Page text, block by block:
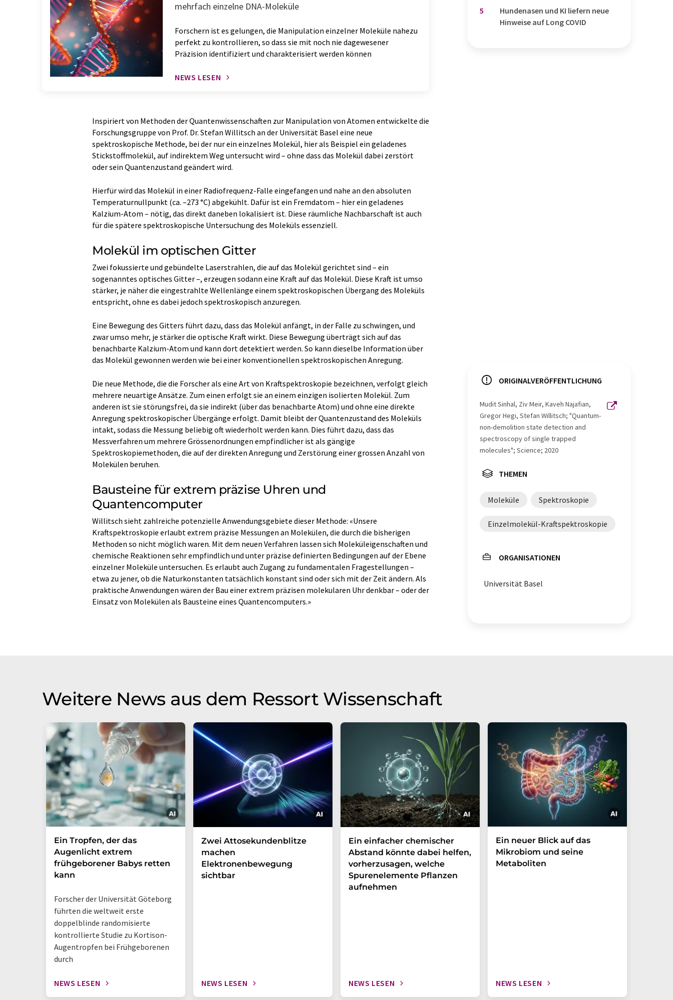
mehrfach einzelne DNA-Moleküle
Forschern ist es gelungen, die Manipulation einzelner Moleküle nahezu
perfekt zu kontrollieren, so dass sie mit noch nie dagewesener
Präzision identifiziert und charakterisiert werden können
NEWS LESEN
Inspiriert von Methoden der Quantenwissenschaften zur Manipulation von Atomen entwickelte die
Forschungsgruppe von Prof. Dr. Stefan Willitsch an der Universität Basel eine neue
spektroskopische Methode, bei der nur ein einzelnes Molekül, hier als Beispiel ein geladenes
Stickstoffmolekül, auf indirektem Weg untersucht wird – ohne dass das Molekül dabei zerstört
oder sein Quantenzustand geändert wird.
Hierfür wird das Molekül in einer Radiofrequenz-Falle eingefangen und nahe an den absoluten
Temperaturnullpunkt (ca. –273 °C) abgekühlt. Dafür ist ein Fremdatom – hier ein geladenes
Kalzium-Atom – nötig, das direkt daneben lokalisiert ist. Diese räumliche Nachbarschaft ist auch
für die spätere spektroskopische Untersuchung des Moleküls essenziell.
Molekül im optischen Gitter
Zwei fokussierte und gebündelte Laserstrahlen, die auf das Molekül gerichtet sind – ein
sogenanntes optisches Gitter –, erzeugen sodann eine Kraft auf das Molekül. Diese Kraft ist umso
stärker, je näher die eingestrahlte Wellenlänge einem spektroskopischen Übergang des Moleküls
entspricht, ohne es dabei jedoch spektroskopisch anzuregen.
Eine Bewegung des Gitters führt dazu, dass das Molekül anfängt, in der Falle zu schwingen, und
zwar umso mehr, je stärker die optische Kraft wirkt. Diese Bewegung überträgt sich auf das
benachbarte Kalzium-Atom und kann dort detektiert werden. So kann dieselbe Information über
das Molekül gewonnen werden wie bei einer konventionellen spektroskopischen Anregung.
Die neue Methode, die die Forscher als eine Art von Kraftspektroskopie bezeichnen, verfolgt gleich
mehrere neuartige Ansätze. Zum einen erfolgt sie an einem einzigen isolierten Molekül. Zum
anderen ist sie störungsfrei, da sie indirekt (über das benachbarte Atom) und ohne eine direkte
Anregung spektroskopischer Übergänge erfolgt. Damit bleibt der Quantenzustand des Moleküls
intakt, sodass die Messung beliebig oft wiederholt werden kann. Dies führt dazu, dass das
Messverfahren um mehrere Grössenordnungen empfindlicher ist als gängige
Spektroskopiemethoden, die auf der direkten Anregung und Zerstörung einer grossen Anzahl von
Molekülen beruhen.
Bausteine für extrem präzise Uhren und
Quantencomputer
Willitsch sieht zahlreiche potenzielle Anwendungsgebiete dieser Methode: «Unsere
Kraftspektroskopie erlaubt extrem präzise Messungen an Molekülen, die durch die bisherigen
Methoden so nicht möglich waren. Mit dem neuen Verfahren lassen sich Moleküleigenschaften und
chemische Reaktionen sehr empfindlich und unter präzise definierten Bedingungen auf der Ebene
einzelner Moleküle untersuchen. Es erlaubt auch Zugang zu fundamentalen Fragestellungen –
etwa zu jener, ob die Naturkonstanten tatsächlich konstant sind oder sich mit der Zeit ändern. Als
praktische Anwendungen wären der Bau einer extrem präzisen molekularen Uhr denkbar – oder der
Einsatz von Molekülen als Bausteine eines Quantencomputers.»
5
Hundenasen und KI liefern neue
Hinweise auf Long COVID
ORIGINALVERÖFFENTLICHUNG
Mudit Sinhal, Ziv Meir, Kaveh Najafian,
Gregor Hegi, Stefan Willitsch; "Quantum-
non-demolition state detection and
spectroscopy of single trapped
molecules"; Science; 2020
THEMEN
Moleküle Spektroskopie
Einzelmolekül-Kraftspektroskopie
ORGANISATIONEN
Universität Basel
Weitere News aus dem Ressort Wissenschaft
Ein Tropfen, der das
Augenlicht extrem
frühgeborener Babys retten
kann
Forscher der Universität Göteborg
führten die weltweit erste
doppelblinde randomisierte
kontrollierte Studie zu Kortison-
Augentropfen bei Frühgeborenen
durch
NEWS LESEN
Zwei Attosekundenblitze
machen
Elektronenbewegung
sichtbar
NEWS LESEN
Ein einfacher chemischer
Abstand könnte dabei helfen,
vorherzusagen, welche
Spurenelemente Pflanzen
aufnehmen
NEWS LESEN
Ein neuer Blick auf das
Mikrobiom und seine
Metaboliten
NEWS LESEN